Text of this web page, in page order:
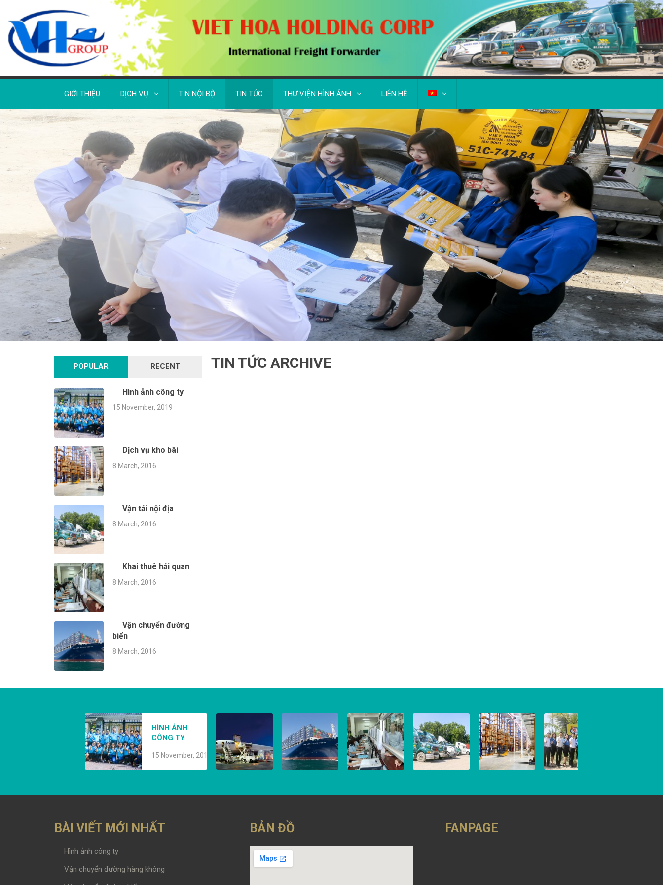
GIỚI THIỆU DỊCH VỤ TIN NỘI BỘ TIN TỨC THƯ VIỆN HÌNH ẢNH LIÊN HỆ
TIN TỨC ARCHIVE
POPULAR RECENT
Hình ảnh công ty
15 November, 2019
Dịch vụ kho bãi
8 March, 2016
Vận tải nội địa
8 March, 2016
Khai thuê hải quan
8 March, 2016
Vận chuyển đường
biển
8 March, 2016
HÌNH ẢNH
CÔNG TY
15 November, 2019
KHÔNG
8 March, 2016
ĐƯỜNG BIỂN
8 March, 2016
KHAI THUÊ HẢI
QUAN
8 March, 2016
ĐỊA
8 March, 2016
DỊCH VỤ KHO
BÃI
8 March, 2016
KINH DOANH
THƯƠNG MẠI
8 March, 2016
BÀI VIẾT MỚI NHẤT
Hình ảnh công ty
Vận chuyển đường hàng không
BẢN ĐỒ FANPAGE